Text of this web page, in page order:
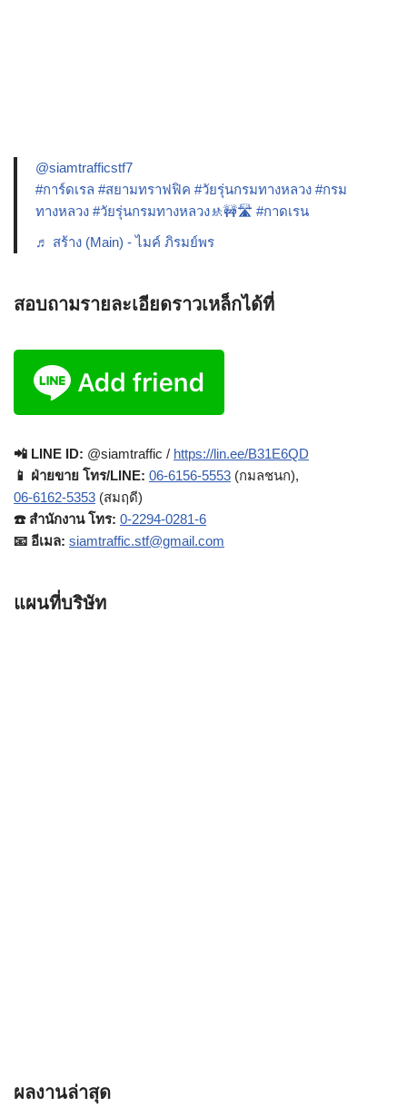
@siamtrafficstf7
#การ์ดเรล #สยามทราฟฟิค #วัยรุ่นกรมทางหลวง #กรม
ทางหลวง #วัยรุ่นกรมทางหลวง🚸🚧🛣️ #กาดเรน
♬ สร้าง (Main) - ไมค์ ภิรมย์พร
สอบถามรายละเอียดราวเหล็กได้ที่
📲 LINE ID: @siamtraffic / https://lin.ee/B31E6QD
📱 ฝ่ายขาย โทร/LINE: 06-6156-5553 (กมลชนก),
06-6162-5353 (สมฤดี)
☎️ สำนักงาน โทร: 0-2294-0281-6
📧 อีเมล: siamtraffic.stf@gmail.com
แผนที่บริษัท
ผลงานล่าสุด